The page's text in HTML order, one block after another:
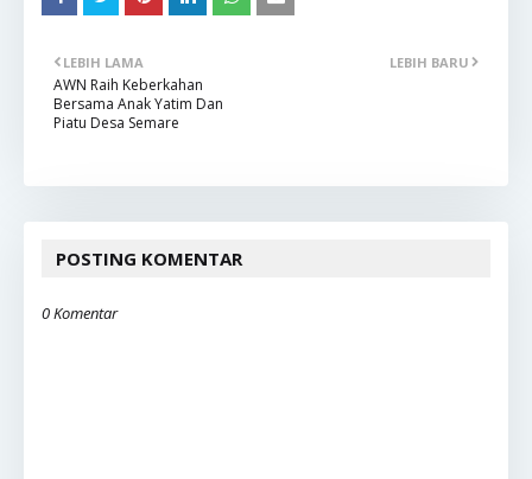
LEBIH BARU
LEBIH LAMA
AWN Raih Keberkahan
Bersama Anak Yatim Dan
Piatu Desa Semare
POSTING KOMENTAR
0 Komentar